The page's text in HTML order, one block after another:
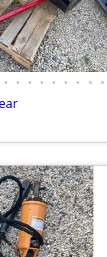
• • • • • • • • •